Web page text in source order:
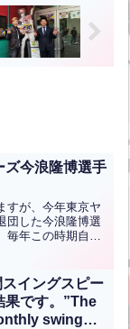
ズ今浪隆博選手
すが、今年東京ヤ
団した今浪隆博選
毎年この時期自主
きに当店で練習し
理堅...全文はクリ
イングスピー
果です。”The
swing